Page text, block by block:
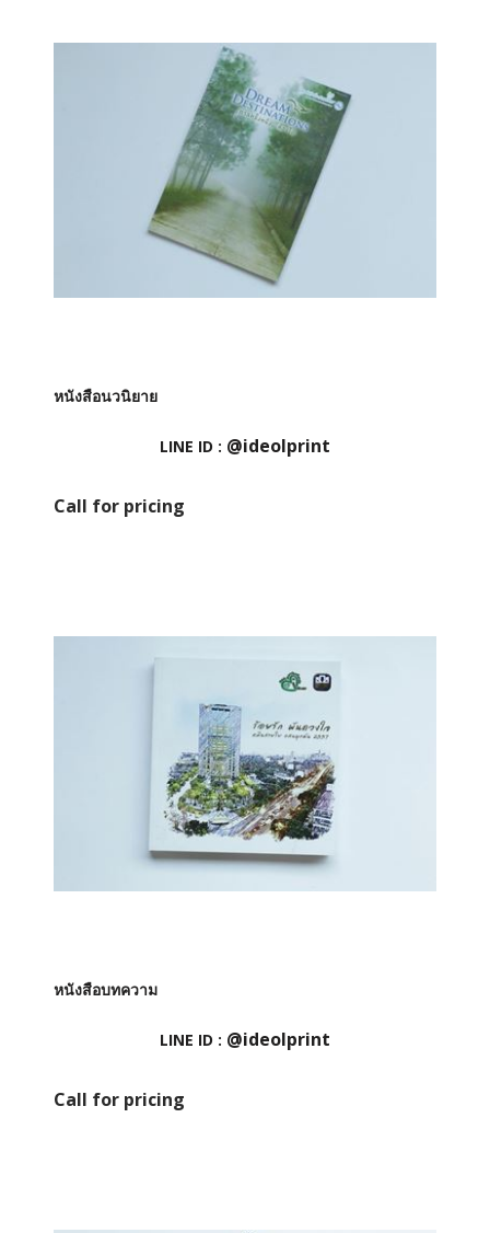
หนังสือนวนิยาย
LINE ID : @ideolprint
Call for pricing
หนังสือบทความ
LINE ID : @ideolprint
Call for pricing